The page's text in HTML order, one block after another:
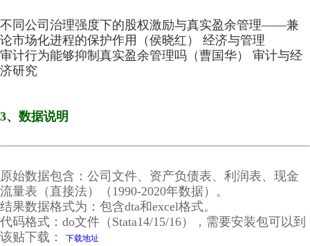
不同公司治理强度下的股权激励与真实盈余管理——兼
论市场化进程的保护作用（侯晓红） 经济与管理
审计行为能够抑制真实盈余管理吗（曹国华）
审计与经
济研究
3、数据说明
原始数据包含：公司文件、资产负债表、利润表、现金
流量表（直接法）（1990-2020年数据）。
结果数据格式为：包含dta和excel格式。
代码格式：do文件（Stata14/15/16），需要安装包可以到
该贴下载：
下载地址